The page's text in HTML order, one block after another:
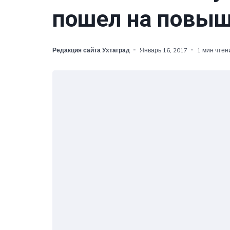
пошел на
Редакция сайта Ухтаград Январь 16, 2017 1 мин